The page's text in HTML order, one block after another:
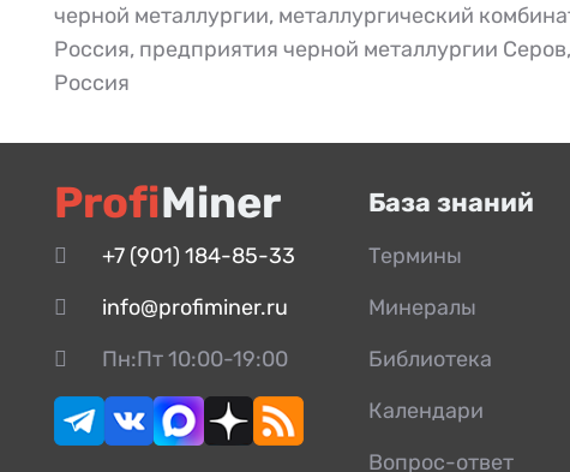
черной металлургии, металлургический
Россия, предприятия черной металлургии Серов,
Россия
ProfiMiner
+7 (901) 184-85-33
info@profiminer.ru
Пн:Пт 10:00-19:00
База знаний
Термины
Минералы
Библиотека
Календари
Вопрос-ответ